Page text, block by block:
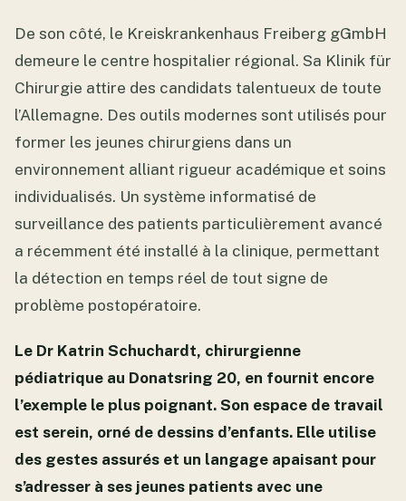
De son côté, le Kreiskrankenhaus Freiberg gGmbH
demeure le centre hospitalier régional. Sa Klinik für
Chirurgie attire des candidats talentueux de toute
l’Allemagne. Des outils modernes sont utilisés pour
former les jeunes chirurgiens dans un
environnement alliant rigueur académique et soins
individualisés. Un système informatisé de
surveillance des patients particulièrement avancé
a récemment été installé à la clinique, permettant
la détection en temps réel de tout signe de
problème postopératoire.
Le Dr Katrin Schuchardt, chirurgienne
pédiatrique au Donatsring 20, en fournit encore
l’exemple le plus poignant. Son espace de travail
est serein, orné de dessins d’enfants. Elle utilise
des gestes assurés et un langage apaisant pour
s’adresser à ses jeunes patients avec une